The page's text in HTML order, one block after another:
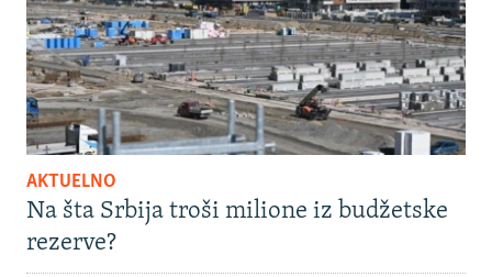
AKTUELNO
Na šta Srbija troši milione iz budžetske
rezerve?